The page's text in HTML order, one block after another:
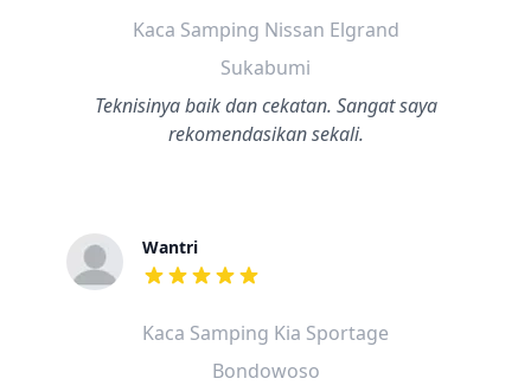
Kaca Samping Nissan Elgrand
Sukabumi
Teknisinya baik dan cekatan. Sangat saya
rekomendasikan sekali.
Wantri
dari ulasan adalah bintang lima
Kaca Samping Kia Sportage
Bondowoso